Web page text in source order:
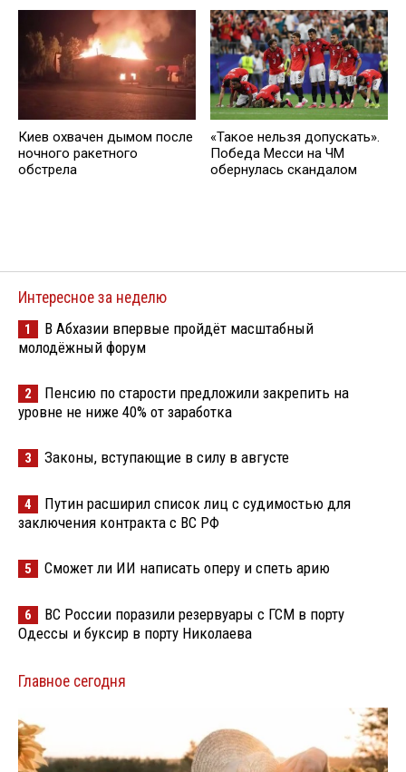
Киев охвачен дымом после
ночного ракетного
обстрела
«Такое нельзя допускать».
Победа Месси на ЧМ
обернулась скандалом
Интересное за неделю
1
В Абхазии впервые пройдёт масштабный
молодёжный форум
2
Пенсию по старости предложили закрепить на
уровне не ниже 40% от заработка
3 Законы, вступающие в силу в августе
4
Путин расширил список лиц с судимостью для
заключения контракта с ВС РФ
5 Сможет ли ИИ написать оперу и спеть арию
6
ВС России поразили резервуары с ГСМ в порту
Одессы и буксир в порту Николаева
Главное сегодня